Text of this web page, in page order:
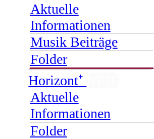
Aktuelle
Informationen
Musik Beiträge
Folder
Horizont⁺
Aktuelle
Informationen
Folder